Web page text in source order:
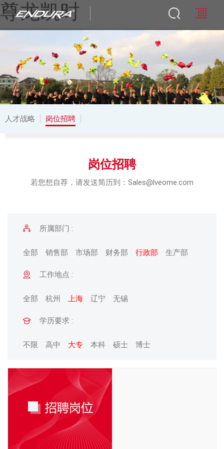
尊龙凯时
人才战略 岗位招聘
岗位招聘
若您想自荐，请发送简历到：Sales@lveome.com
所属部门 :
全部 销售部 市场部 财务部 行政部 生产部
工作地点 :
全部 杭州 上海 辽宁 无锡
学历要求 :
不限 高中 大专 本科 硕士 博士